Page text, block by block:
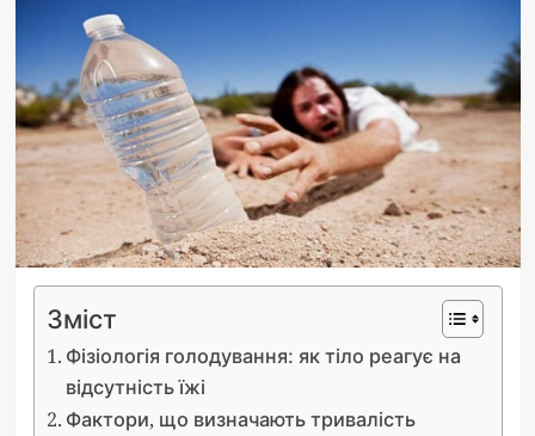
Зміст
Фізіологія голодування: як тіло реагує на
відсутність їжі
Фактори, що визначають тривалість